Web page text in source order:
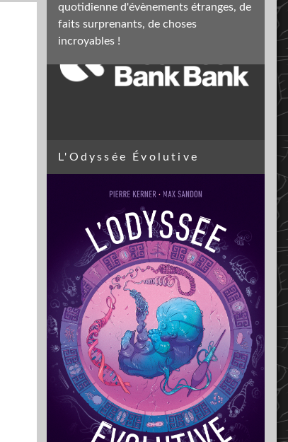
quotidienne d'évènements étranges, de
faits surprenants, de choses
incroyables !
L'Odyssée Évolutive